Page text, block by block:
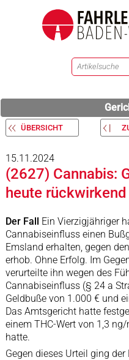
ÜBERSICHT
15.11.2024
(2627) Cannabis:
heute
Der Fall Ein Vierzigjähriger
Cannabiseinfluss einen
Emsland erhalten, gegen
erhob. Ohne Erfolg. Im
verurteilte ihn wegen des
Cannabiseinfluss (§ 24 a
Geldbuße von 1.000 € und
Das Amtsgericht hatte
einem THC-Wert von 1,3
hatte.
Gegen dieses Urteil ging